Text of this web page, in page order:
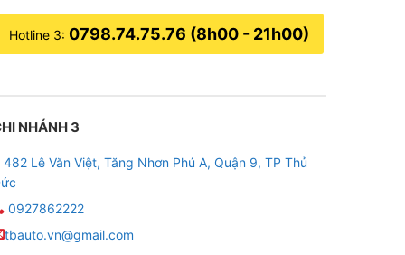
Hotline 3: 0798.74.75.76 (8h00 - 21h00)
NHÁNH 3
482 Lê Văn Việt, Tăng Nhơn Phú A, Quận 9, TP Thủ
0927862222
tbauto.vn@gmail.com